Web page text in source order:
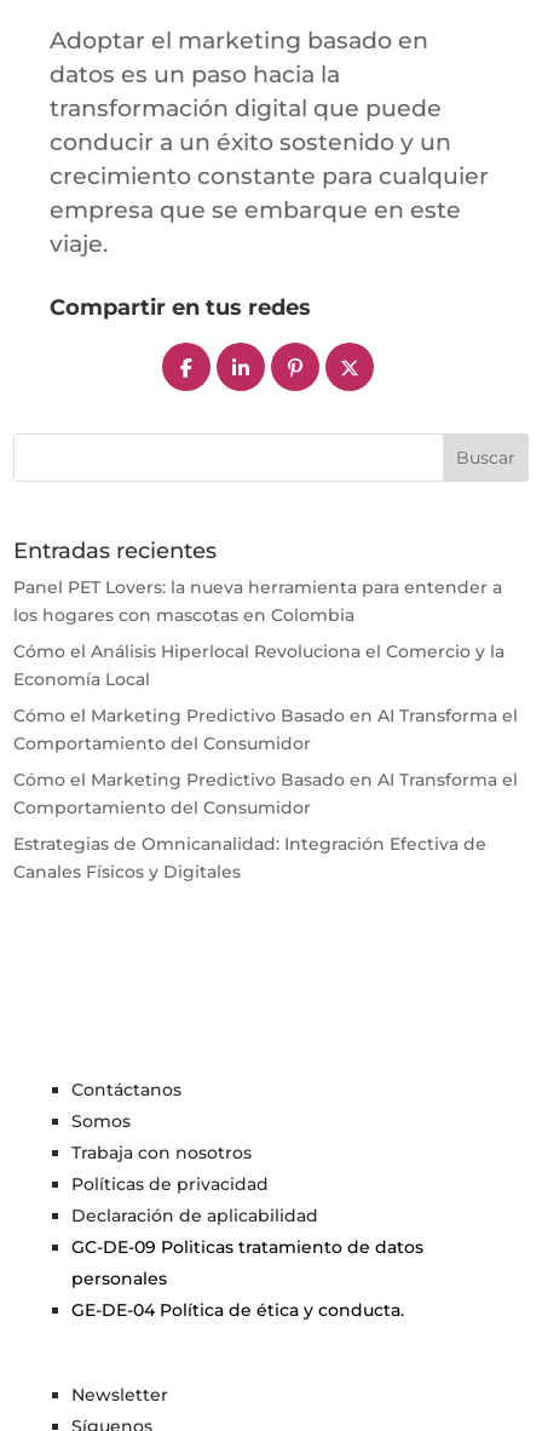
Adoptar el marketing basado en
datos es un paso hacia la
transformación digital que puede
conducir a un éxito sostenido y un
crecimiento constante para cualquier
empresa que se embarque en este
viaje.
Compartir en tus redes
Entradas recientes
Panel PET Lovers: la nueva herramienta para entender a
los hogares con mascotas en Colombia
Cómo el Análisis Hiperlocal Revoluciona el Comercio y la
Economía Local
Cómo el Marketing Predictivo Basado en AI Transforma el
Comportamiento del Consumidor
Cómo el Marketing Predictivo Basado en AI Transforma el
Comportamiento del Consumidor
Estrategias de Omnicanalidad: Integración Efectiva de
Canales Físicos y Digitales
Contáctanos
Somos
Trabaja con nosotros
Políticas de privacidad
Declaración de aplicabilidad
GC-DE-09 Politicas tratamiento de datos
personales
GE-DE-04 Política de ética y conducta.
Newsletter
Síguenos